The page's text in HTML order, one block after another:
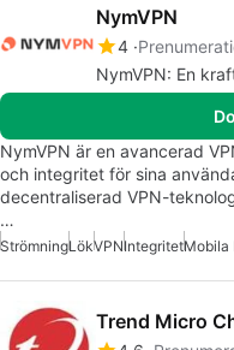
NymVPN
4
NymVPN: En
NymVPN är en avancerad
och integritet för sina
decentraliserad VPN-
…
StrömningLökVPNIntegritetMobila
Trend Micro